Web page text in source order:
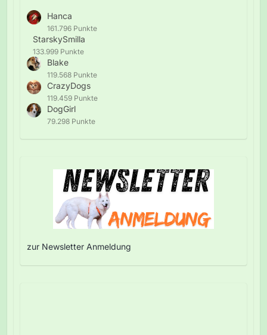
Hanca
161.796 Punkte
StarskySmilla
133.999 Punkte
Blake
119.568 Punkte
CrazyDogs
119.459 Punkte
DogGirl
79.298 Punkte
zur Newsletter Anmeldung